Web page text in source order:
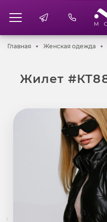
ГлавнаяГлавнаяЖенская одежда
Жилет